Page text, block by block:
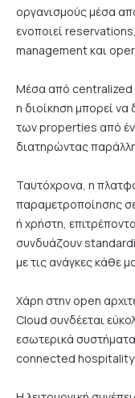
οργανισμούς μέσα
ενοποιεί
management και
Μέσα από centralized
η διοίκηση μπορεί να
των properties από
διατηρώντας
Ταυτόχρονα, η
παραμετροποίησης
ή χρήστη,
συνδυάζουν
με τις ανάγκες κάθε
Χάρη στην open
Cloud συνδέεται
εσωτερικά
connected